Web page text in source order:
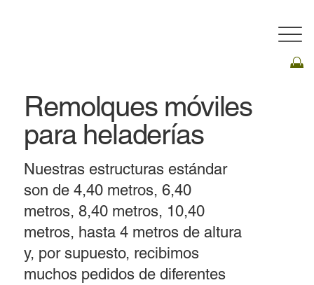
Nuestras estructuras estándar
son de 4,40 metros, 6,40
metros, 8,40 metros, 10,40
metros, hasta 4 metros de altura
y, por supuesto, recibimos
muchos pedidos de diferentes
Remolques móviles
para heladerías